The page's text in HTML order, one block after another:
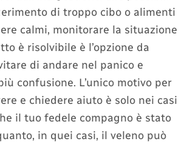
di troppo cibo o alimenti
calmi, monitorare la situazione
è risolvibile è l’opzione da
di andare nel panico e
confusione. L’unico motivo per
e chiedere aiuto è solo nei casi
il tuo fedele compagno è stato
in quei casi, il veleno può